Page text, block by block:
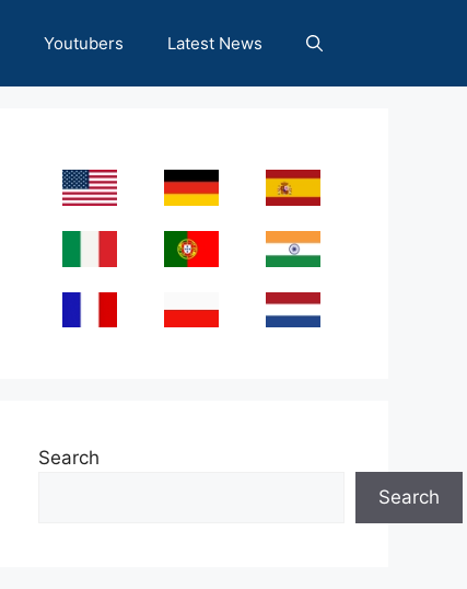
Youtubers Latest News
Search
Search